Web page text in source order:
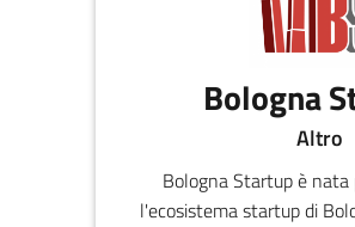
Bologna
Altro
Bologna Startup è nata
l'ecosistema startup di